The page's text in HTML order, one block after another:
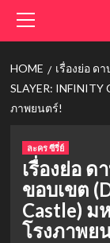
Menu
HOME
เรื่องย่อ ด
SLAYER:
ภาพยนตร์!
ละคร ซีรี่ย์
เรื่องย่อ
ขอบเขต
Castle)
โรงภาพย